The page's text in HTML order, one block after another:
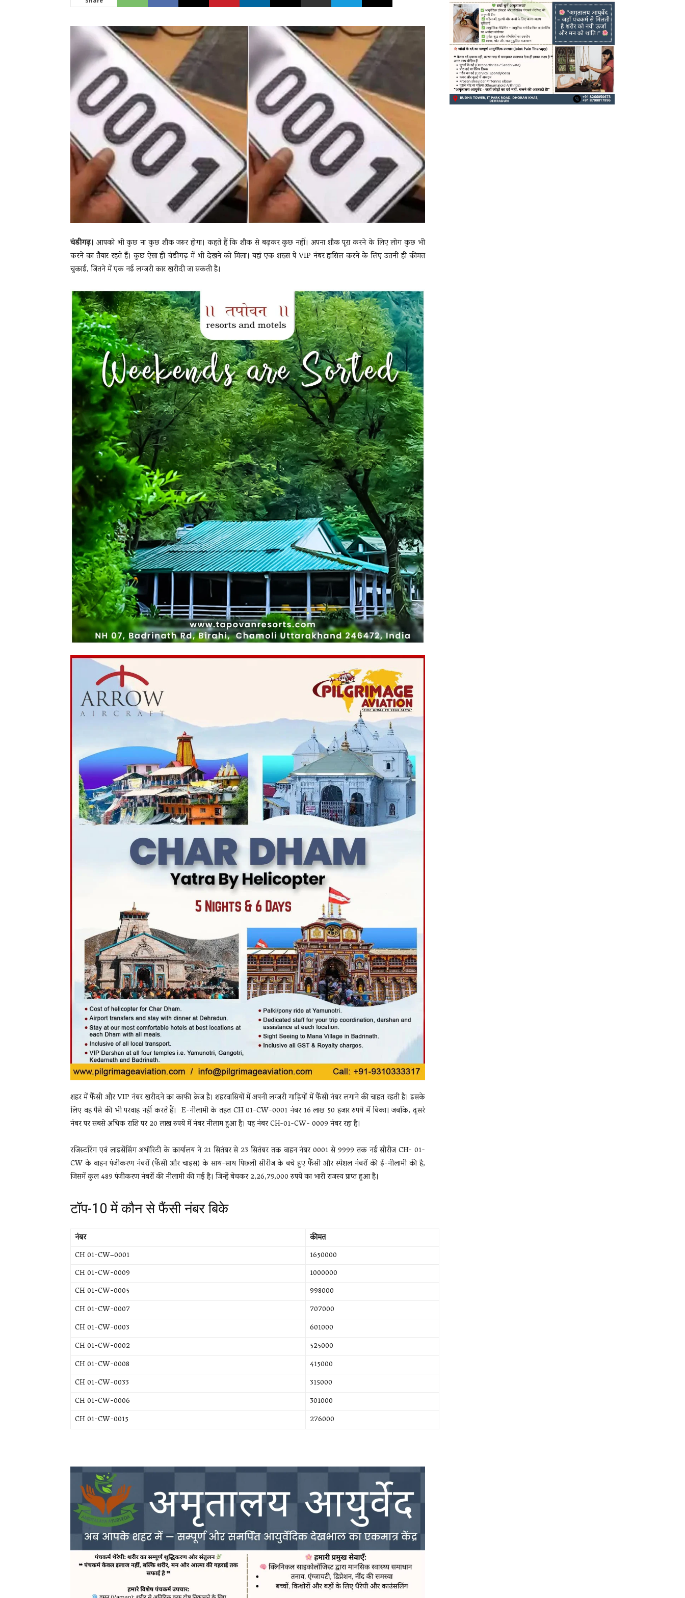
News
LIVE
चंडीगढ़। आपको भी कुछ ना कुछ शौक जरूर होगा। कहते हैं कि शौक से बढ़कर कुछ नहीं। अपना शौक पूरा करने के लिए लोग कुछ भी
करने का तैयार रहते हैं। कुछ ऐसा ही चंडीगढ़ में भी देखने को मिला। यहां एक शख्स पे VIP नंबर हासिल करने के लिए उतनी ही कीमत
चुकाई, जितने में एक नई लग्जरी कार खरीदी जा सकती है।
शहर में फैंसी और VIP नंबर खरीदने का काफी क्रेज है। शहरवासियों में अपनी लग्जरी गाड़ियों में फैंसी नंबर लगाने की चाहत रहती है। इसके
लिए वह पैसे की भी परवाह नहीं करते हैं। E-नीलामी के तहत CH 01-CW-0001 नंबर 16 लाख 50 हजार रुपये में बिका। जबकि, दूसरे
नंबर पर सबसे अधिक राशि पर 20 लाख रुपये में नंबर नीलाम हुआ है। यह नंबर CH-01-CW- 0009 नंबर रहा है।
रजिस्टरिंग एवं लाइसेंसिंग अथॉरिटी के कार्यालय ने 21 सितंबर से 23 सितंबर तक वाहन नंबर 0001 से 9999 तक नई सीरीज CH- 01-
CW के वाहन पंजीकरण नंबरों (फैंसी और चाइस) के साथ-साथ पिछली सीरीज के बचे हुए फैंसी और स्पेशल नंबरों की ई-नीलामी की है,
जिसमें कुल 489 पंजीकरण नंबरों की नीलामी की गई है। जिन्हें बेचकर 2,26,79,000 रुपये का भारी राजस्व प्राप्त हुआ है।
टॉप-10 में कौन से फैंसी नंबर बिके
नंबर
कीमत
CH 01-CW–0001
1650000
CH 01-CW-0009
1000000
CH 01-CW-0005
998000
CH 01-CW-0007
707000
CH 01-CW-0003
601000
CH 01-CW-0002
525000
CH 01-CW-0008
415000
CH 01-CW-0033
315000
CH 01-CW-0006
301000
CH 01-CW-0015
276000